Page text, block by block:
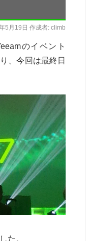
5月19日 作成者: climb
のイベント
、今回は最終日
た。